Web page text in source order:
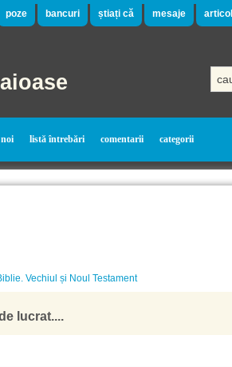
poze bancuri știați că mesaje
listă întrebări comentarii categorii
Vechiul și Noul Testament
lucrat....